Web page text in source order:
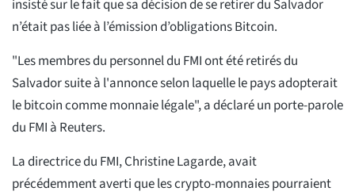
insisté sur le fait que sa décision de se retirer du Salvador
n’était pas liée à l’émission d’obligations Bitcoin.
"Les membres du personnel du FMI ont été retirés du
Salvador suite à l'annonce selon laquelle le pays adopterait
le bitcoin comme monnaie légale", a déclaré un porte-parole
du FMI à Reuters.
La directrice du FMI, Christine Lagarde, avait
précédemment averti que les crypto-monnaies pourraient